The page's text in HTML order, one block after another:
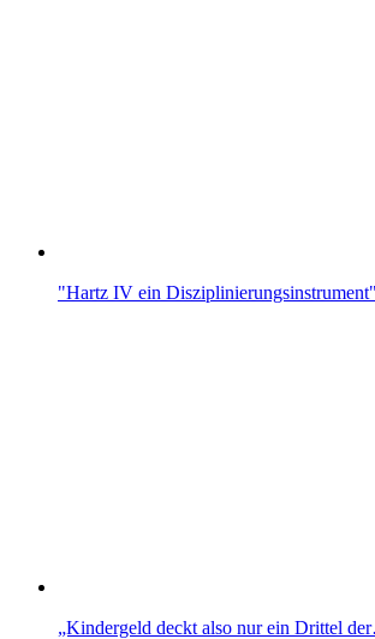
"Hartz IV ein
„Kindergeld deckt also nur ein Drittel